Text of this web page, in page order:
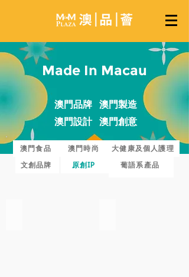
Made In Macau
澳門品牌 澳門製造
澳門設計 澳門創意
澳門食品
文創品牌
澳門時尚
原創IP
大健康及個人護理
葡語系產品